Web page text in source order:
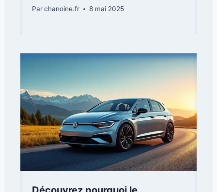
Parchanoine.fr 8 mai 2025